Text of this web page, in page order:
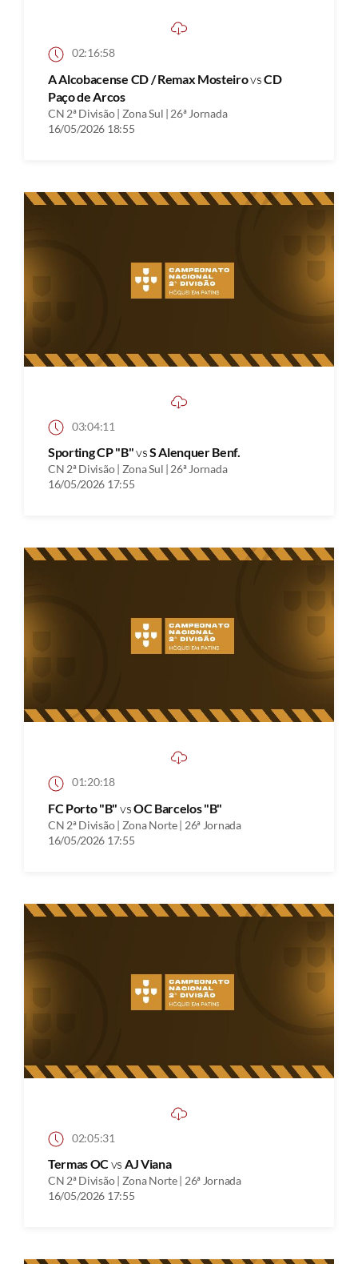
02:16:58
A Alcobacense CD / Remax MosteirovsCD
Paço de Arcos
CN 2ª Divisão | Zona Sul | 26ª Jornada
16/05/2026 18:55
03:04:11
Sporting CP "B"vsS Alenquer Benf.
CN 2ª Divisão | Zona Sul | 26ª Jornada
16/05/2026 17:55
01:20:18
FC Porto "B" vsOC Barcelos "B"
CN 2ª Divisão | Zona Norte | 26ª Jornada
16/05/2026 17:55
02:05:31
Termas OCvs AJ Viana
CN 2ª Divisão | Zona Norte | 26ª Jornada
16/05/2026 17:55